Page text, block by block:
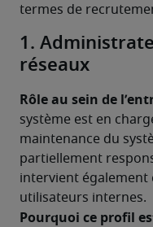
termes de
1.
réseaux
Rôle au sein de
système est en
maintenance du
partiellement
intervient également
utilisateurs internes.
Pourquoi ce profil